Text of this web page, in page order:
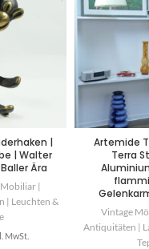
|
| Walter
Ära
|
| Leuchten &
MwSt.
Artemide
Terra
Vintage
Antiquitäten |